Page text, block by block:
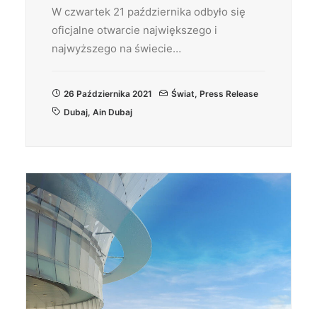
W czwartek 21 października odbyło się
oficjalne otwarcie największego i
najwyższego na świecie…
26 Października 2021 Świat, Press Release
Dubaj, Ain Dubaj